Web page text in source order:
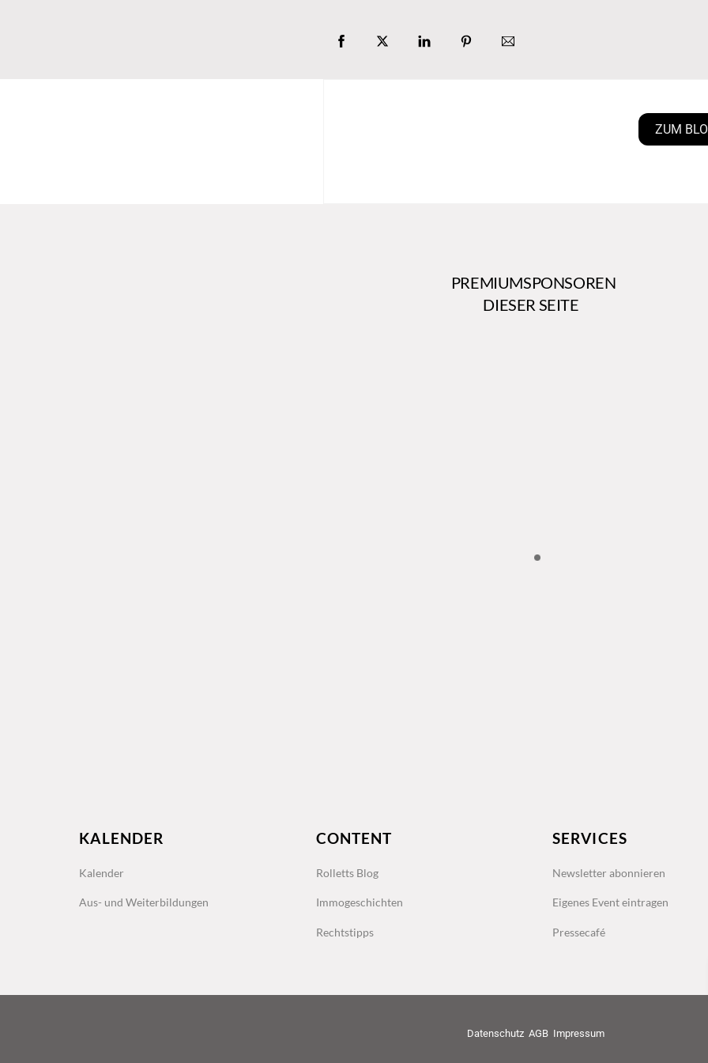
ZUM
PREMIUMSPONSOREN
DIESER SEITE
KALENDER
Kalender
Aus- und Weiterbildungen
CONTENT
Rolletts Blog
Immogeschichten
Rechtstipps
SERVICES
Newsletter abonnieren
Eigenes Event eintragen
Pressecafé
Datenschutz AGB Impressum